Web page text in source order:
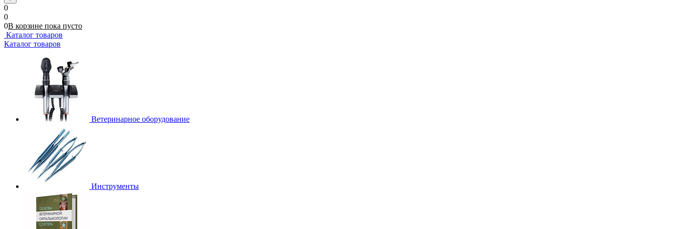
0
0
0В корзине пока пусто
Каталог товаров
Каталог товаров
Ветеринарное оборудование
Инструменты